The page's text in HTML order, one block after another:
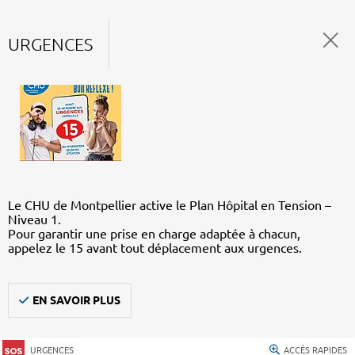
URGENCES
Le CHU de Montpellier active le Plan Hôpital en Tension –
Niveau 1.
Pour garantir une prise en charge adaptée à chacun,
appelez le 15 avant tout déplacement aux urgences.
EN SAVOIR PLUS
URGENCES ACCÈS RAPIDES